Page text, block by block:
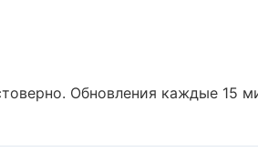
Обновления каждые 15